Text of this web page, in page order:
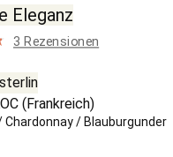
Eleganz
3 Rezensionen
(Frankreich)
Chardonnay/ Blauburgunder